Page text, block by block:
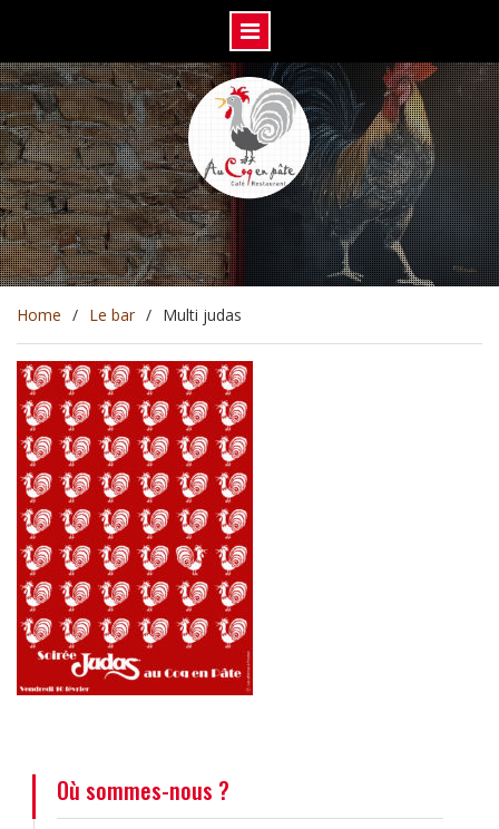
Skip
to
content
Home Le bar Multi judas
Où sommes-nous ?